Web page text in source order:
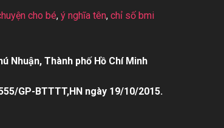
cho bé, ý nghĩa tên, chỉ số bmi
Nhuận, Thành phố Hồ Chí Minh
GP-BTTTT,HN ngày 19/10/2015.